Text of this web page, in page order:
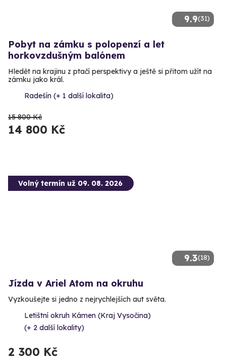
9.9(31)
Pobyt na zámku s polopenzí a let
horkovzdušným balónem
Hledět na krajinu z ptačí perspektivy a ještě si přitom užít na
zámku jako král.
Radešín (+ 1 další lokalita)
15 800 Kč
14 800 Kč
9.3(18)
Volný termín už 09. 08. 2026
Jízda v Ariel Atom na okruhu
Vyzkoušejte si jedno z nejrychlejších aut světa.
Letištní okruh Kámen (Kraj Vysočina)
(+ 2 další lokality)
2 300 Kč